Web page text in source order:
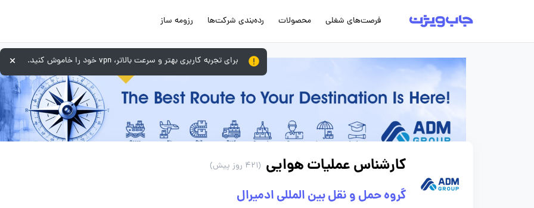
فرصت‌های شغلی محصولات رده‌بندی شرکت‌ها رزومه ساز
کارشناس عملیات هوایی (421 روز پیش)
گروه حمل و نقل بین المللی ادمیرال
برای تجربه کاربری بهتر و سرعت بالاتر، vpn خود را خاموش کنید.